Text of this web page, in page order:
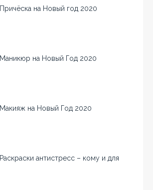
Причёска на Новый год 2020
Маникюр на Новый Год 2020
Макияж на Новый Год 2020
Раскраски антистресс – кому и для